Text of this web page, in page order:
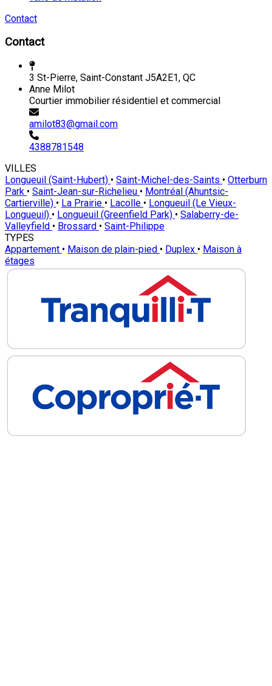
Contact
Contact
3 St-Pierre, Saint-Constant J5A2E1, QC
Anne Milot
Courtier immobilier résidentiel et commercial
amilot83@gmail.com
4388781548
VILLES
Longueuil (Saint-Hubert) • Saint-Michel-des-Saints • Otterburn
Park • Saint-Jean-sur-Richelieu • Montréal (Ahuntsic-
Cartierville) • La Prairie • Lacolle • Longueuil (Le Vieux-
Longueuil) • Longueuil (Greenfield Park) • Salaberry-de-
Valleyfield • Brossard • Saint-Philippe
TYPES
Appartement • Maison de plain-pied • Duplex • Maison à
étages